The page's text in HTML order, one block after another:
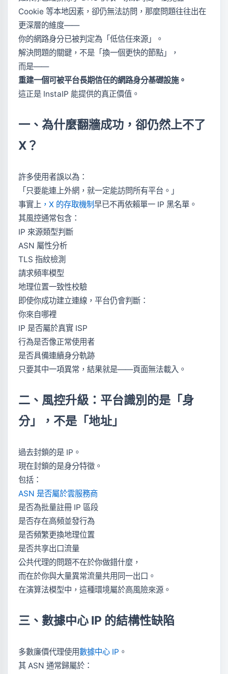
Cookie 等本地因素，卻仍無法訪問，那麼問題往往出在
更深層的維度——
你的網路身分已被判定為「低信任來源」。
解決問題的關鍵，不是「換一個更快的節點」，
而是——
重建一個可被平台長期信任的網路身分基礎設施。
這正是 InstaIP 能提供的真正價值。
一、為什麼翻牆成功，卻仍然上不了
X？
許多使用者誤以為：
「只要能連上外網，就一定能訪問所有平台。」
事實上 ，X 的存取機制早已不再依賴單一 IP 黑名單。
其風控通常包含：
IP 來源類型判斷
ASN 屬性分析
TLS 指紋檢測
請求頻率模型
地理位置一致性校驗
即使你成功建立連線，平台仍會判斷：
你來自哪裡
IP 是否屬於真實 ISP
行為是否像正常使用者
是否具備連續身分軌跡
只要其中一項異常，結果就是——頁面無法載入。
二、風控升級：平台識別的是「身
分」，不是「地址」
過去封鎖的是 IP。
現在封鎖的是身分特徵。
包括：
ASN 是否屬於雲服務商
是否為批量註冊 IP 區段
是否存在高頻並發行為
是否頻繁更換地理位置
是否共享出口流量
公共代理的問題不在於你做錯什麼，
而在於你與大量異常流量共用同一出口。
在演算法模型中，這種環境屬於高風險來源。
三、數據中心 IP 的結構性缺陷
多數廉價代理使用數據中心 IP 。
其 ASN 通常歸屬於：